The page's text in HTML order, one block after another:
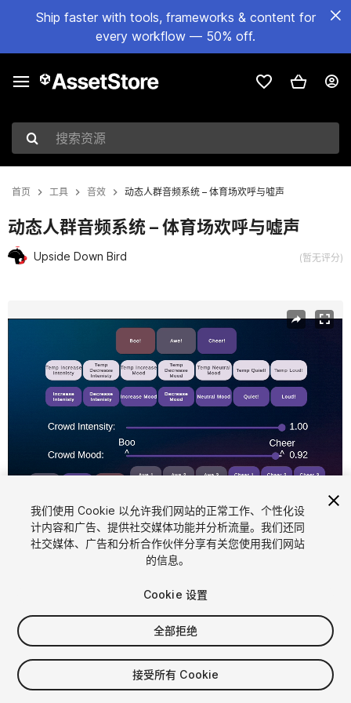
Ship faster with tools, frameworks & content for
every workflow — 50% off.
搜索资源
首页 工具 音效 动态人群音频系统 – 体育场欢呼与嘘声
动态人群音频系统 – 体育场欢呼与嘘声
Upside Down Bird (暂无评分)
1/4
$39.99
席位
我们使用 Cookie 以允许我们网站的正常工作、个性化设
计内容和广告、提供社交媒体功能并分析流量。我们还同
社交媒体、广告和分析合作伙伴分享有关您使用我们网站
的信息。
Cookie 设置
全部拒绝
接受所有 Cookie